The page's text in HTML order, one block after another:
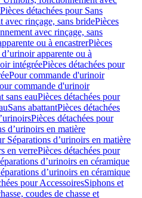
Pièces détachées pour Sans
rinçage, sans bridePièces
avec rinçage, sans
ou à encastrerPièces
apparente ou à
intégréePièces détachées pour
Pour commande d'urinoir
commande d'urinoir
sans eauPièces détachées pour
Sans abattantPièces détachées
Pièces détachées pour
d’urinoirs en matière
Séparations d’urinoirs en matière
en verrePièces détachées pour
d’urinoirs en céramique
d’urinoirs en céramique
pour AccessoiresSiphons et
coudes de chasse et